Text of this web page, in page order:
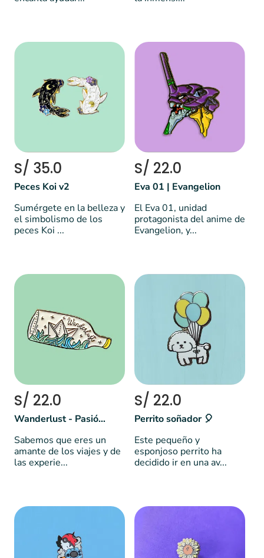
S/ 35.0
Peces Koi v2
Sumérgete en la belleza y
el simbolismo de los
peces Koi ...
S/ 22.0
Eva 01 | Evangelion
El Eva 01, unidad
protagonista del anime de
Evangelion, y...
S/ 22.0
Wanderlust - Pasión por viajar
Sabemos que eres un
amante de los viajes y de
las experie...
S/ 22.0
Perrito soñador 🎈
Este pequeño y
esponjoso perrito ha
decidido ir en una av...